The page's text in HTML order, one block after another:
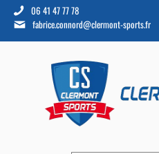
06 41 47 77 78
fabrice.connord@clermont-sports.fr